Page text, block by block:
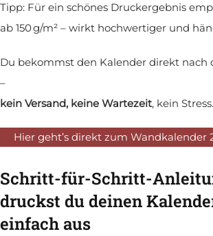
Tipp: Für ein schönes Druckergebnis
ab 150 g/m² – wirkt hochwertiger und
Du bekommst den Kalender direkt nach
–
kein Versand, keine Wartezeit, kein Stress.
Hier geht’s direkt zum Wandkalender
Schritt-für-Schritt-
druckst du deinen
einfach aus